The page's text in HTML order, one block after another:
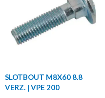
SLOTBOUT M8X60 8.8
VERZ. | VPE 200